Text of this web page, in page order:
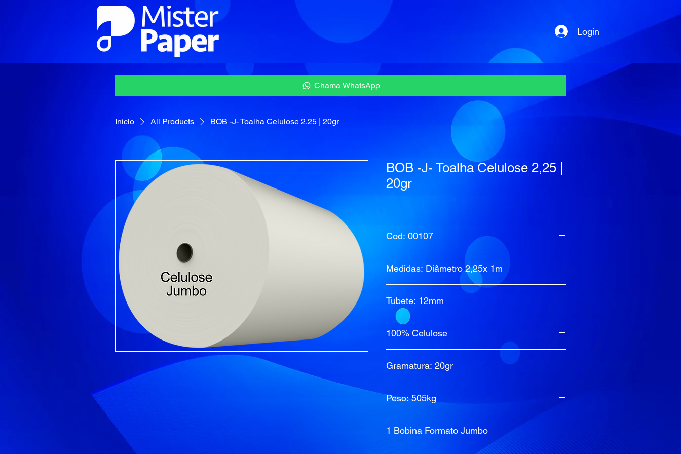
Login
Chama WhatsApp
Início All Products BOB -J- Toalha Celulose 2,25 | 20gr
BOB -J- Toalha Celulose 2,25 |
20gr
Cod: 00107
Medidas: Diâmetro 2,25x 1m
Tubete: 12mm
100% Celulose
Gramatura: 20gr
Peso: 505kg
1 Bobina Formato Jumbo